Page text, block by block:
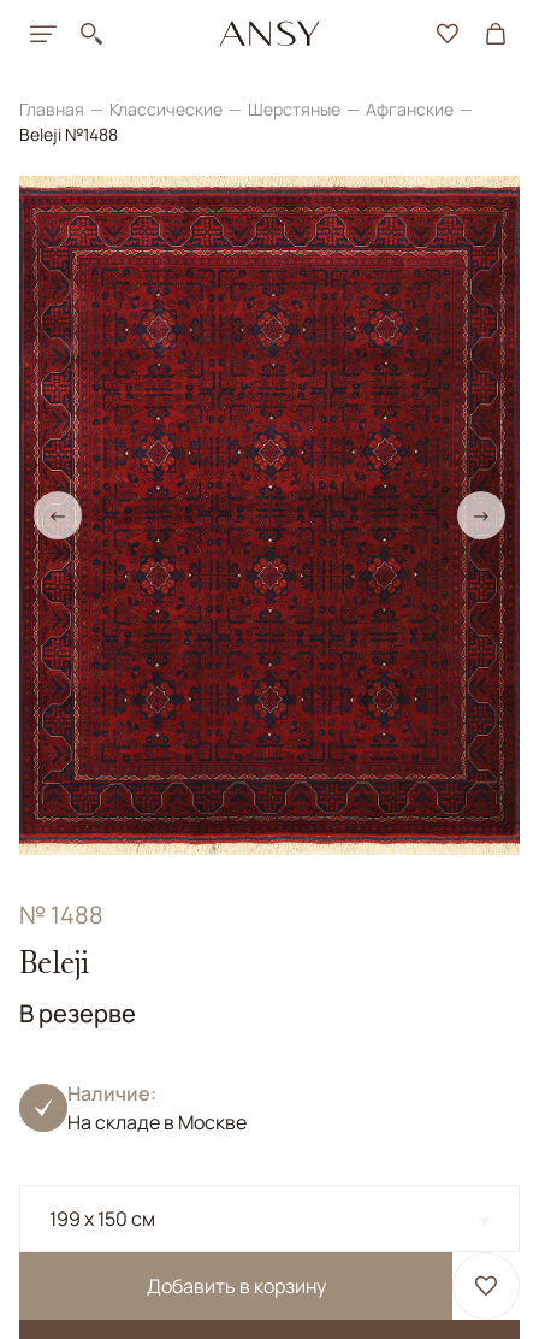
Главная Классические Шерстяные
Афганские
Beleji №1488
← →
№ 1488
Beleji
В резерве
Наличие:
На складе в Москве
199 x 150 см
Добавить в корзину